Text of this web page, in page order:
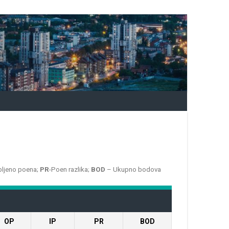
poena; PR-Poen razlika; BOD – Ukupno bodova
OP IP PR BOD